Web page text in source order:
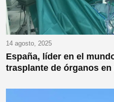
14 agosto, 2025
España, líder en el
trasplante de órganos